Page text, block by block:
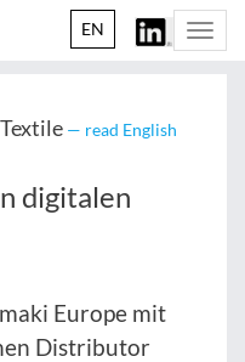
EN
— read English
digitalen
Europe mit
Distributor